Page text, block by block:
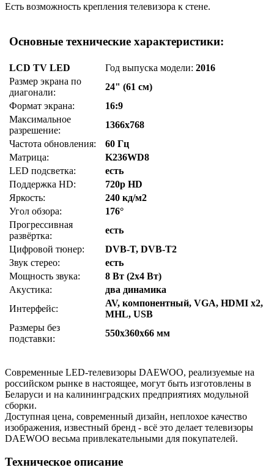
Есть возможность крепления телевизора к стене.
Основные технические характеристики:
LCD TV LED Год выпуска модели:2016
Размер экрана по
диагонали:
24" (61 см)
Формат экрана:
16:9
Максимальное
разрешение:
1366x768
Частота обновления:
60 Гц
Матрица:
K236WD8
LED подсветка:
есть
Поддержка HD:
720p HD
Яркость:
240 кд/м2
Угол обзора:
176°
Прогрессивная
развёртка:
есть
Цифровой тюнер:
DVB-T, DVB-T2
Звук стерео:
есть
Мощность звука:
8 Вт (2х4 Вт)
Акустика:
два динамика
Интерфейс:
AV, компонентный, VGA, HDMI x2,
MHL, USB
Размеры без
подставки:
550x360x66 мм
Современные LED-телевизоры DAEWOO, реализуемые на
российском рынке в настоящее, могут быть изготовлены в
Беларуси и на калининградских предприятиях модульной
сборки.
Доступная цена, современный дизайн, неплохое качество
изображения, известный бренд - всё это делает телевизоры
DAEWOO весьма привлекательными для покупателей.
Техническое описание